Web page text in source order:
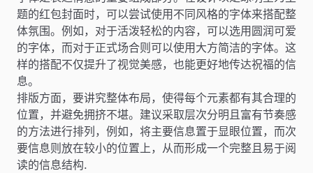
题的红包封面时，可以尝试使用不同风格的字体来搭配整
体氛围。例如，对于活泼轻松的内容，可以选用圆润可爱
的字体，而对于正式场合则可以使用大方简洁的字体。这
样的搭配不仅提升了视觉美感，也能更好地传达祝福的信
息。
排版方面，要讲究整体布局，使得每个元素都有其合理的
位置，并避免拥挤不堪。建议采取层次分明且富有节奏感
的方法进行排列，例如，将主要信息置于显眼位置，而次
要信息则放在较小的位置上，从而形成一个完整且易于阅
读的信息结构.